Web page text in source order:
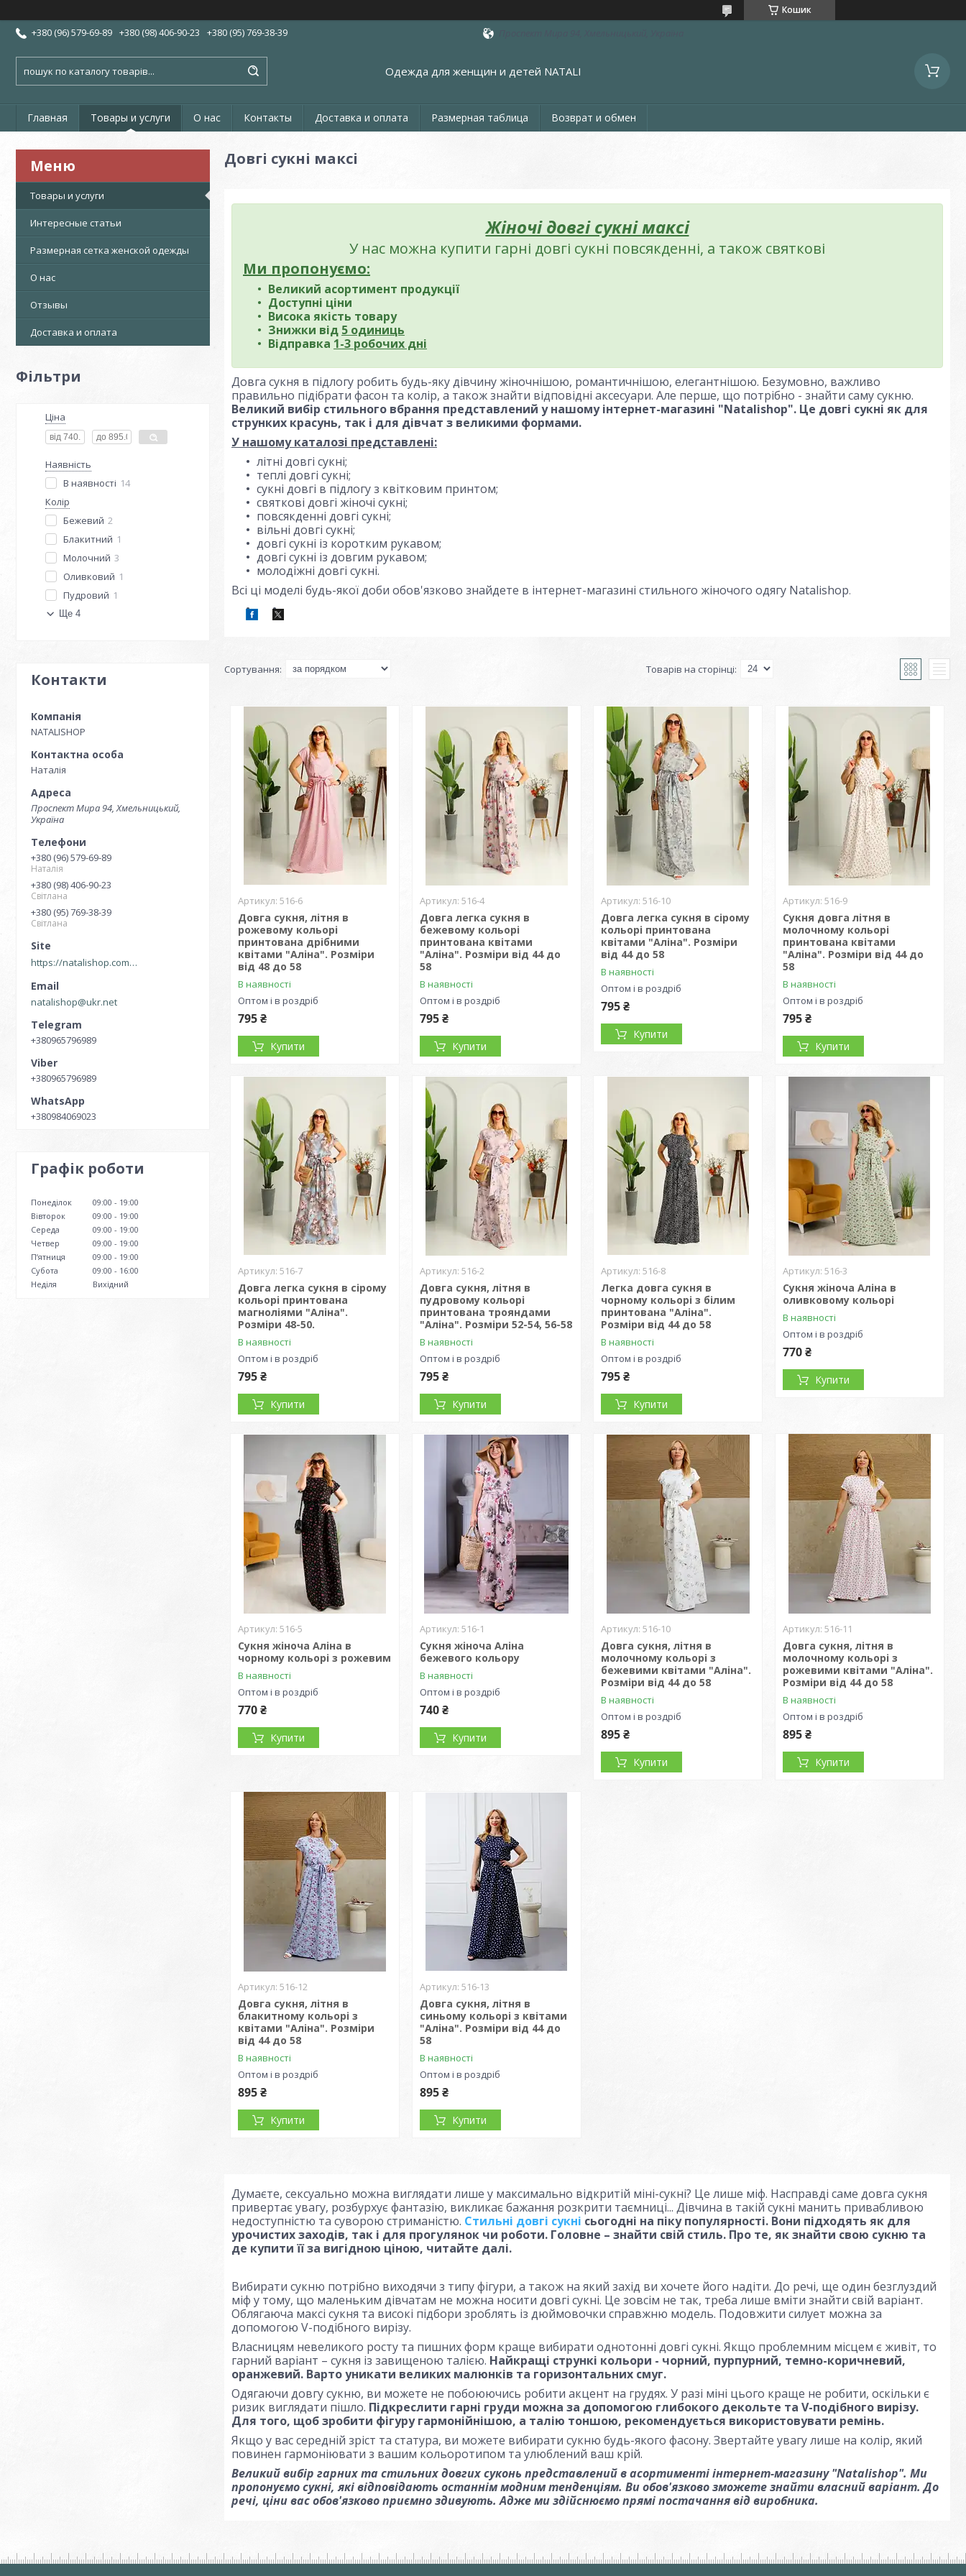
Кошик
+380 (96) 579-69-89 +380 (98) 406-90-23 +380 (95) 769-38-39
Одежда для женщин и детей NATALI
Главная Товары и услуги О нас Контакты Доставка и оплата Размерная таблица Возврат и обмен
Товары и услуги
Интересные статьи
Размерная сетка женской одежды
О нас
Отзывы
Доставка и оплата
Фільтри
Ціна
Наявність
В наявності 14
Колір
Бежевий 2
Блакитний 1
Молочний 3
Оливковий 1
Пудровий 1
Ще 4
Контакти
NATALISHOP
Наталія
Проспект Мира 94, Хмельницький,
Україна
+380 (96) 579-69-89
Наталія
+380 (98) 406-90-23
Світлана
+380 (95) 769-38-39
Світлана
https://natalishop.com.ua/
natalishop@ukr.net
+380965796989
+380965796989
+380984069023
Графік роботи
Понеділок 09:00
19:00
Вівторок
09:00
19:00
Середа
09:00
19:00
Четвер
09:00
19:00
Пʼятниця
09:00
19:00
Субота
09:00
16:00
Неділя
Вихідний
Довгі сукні максі
Жіночі довгі сукні максі
У нас можна купити гарні довгі сукні повсякденні, а також святкові
Ми пропонуємо:
Великий асортимент продукції
Доступні ціни
Висока якість товару
Знижки від 5 одиниць
Відправка 1-3 робочих дні
Довга сукня в підлогу робить будь-яку дівчину жіночнішою, романтичнішою, елегантнішою. Безумовно, важливо
правильно підібрати фасон та колір, а також знайти відповідні аксесуари. Але перше, що потрібно - знайти саму сукню.
Великий вибір стильного вбрання представлений у нашому інтернет-магазині "Natalishop". Це довгі сукні як для
струнких красунь, так і для дівчат з великими формами.
У нашому каталозі представлені:
літні довгі сукні;
теплі довгі сукні;
сукні довгі в підлогу з квітковим принтом;
святкові довгі жіночі сукні;
повсякденні довгі сукні;
вільні довгі сукні;
довгі сукні із коротким рукавом;
довгі сукні із довгим рукавом;
молодіжні довгі сукні.
Всі ці моделі будь-якої доби обов'язково знайдете в інтернет-магазині стильного жіночого одягу Natalishop.
516-6
Довга сукня, літня в
рожевому кольорі
принтована дрібними
квітами "Аліна". Розміри
від 48 до 58
В наявності
Оптом і в роздріб
795 ₴
Купити
516-4
Довга легка сукня в
бежевому кольорі
принтована квітами
"Аліна". Розміри від 44 до
58
В наявності
Оптом і в роздріб
795 ₴
Купити
516-10
Довга легка сукня в сірому
кольорі принтована
квітами "Аліна". Розміри
від 44 до 58
В наявності
Оптом і в роздріб
795 ₴
Купити
516-9
Сукня довга літня в
молочному кольорі
принтована квітами
"Аліна". Розміри від 44 до
58
В наявності
Оптом і в роздріб
795 ₴
Купити
516-7
Довга легка сукня в сірому
кольорі принтована
магноліями "Аліна".
Розміри 48-50.
В наявності
Оптом і в роздріб
795 ₴
Купити
516-2
Довга сукня, літня в
пудровому кольорі
принтована трояндами
"Аліна". Розміри 52-54, 56-58
В наявності
Оптом і в роздріб
795 ₴
Купити
516-8
Легка довга сукня в
чорному кольорі з білим
принтована "Аліна".
Розміри від 44 до 58
В наявності
Оптом і в роздріб
795 ₴
Купити
516-3
Сукня жіноча Аліна в
оливковому кольорі
В наявності
Оптом і в роздріб
770 ₴
Купити
516-5
Сукня жіноча Аліна в
чорному кольорі з рожевим
В наявності
Оптом і в роздріб
770 ₴
Купити
516-1
Сукня жіноча Аліна
бежевого кольору
В наявності
Оптом і в роздріб
740 ₴
Купити
516-10
Довга сукня, літня в
молочному кольорі з
бежевими квітами "Аліна".
Розміри від 44 до 58
В наявності
Оптом і в роздріб
895 ₴
Купити
516-11
Довга сукня, літня в
молочному кольорі з
рожевими квітами "Аліна".
Розміри від 44 до 58
В наявності
Оптом і в роздріб
895 ₴
Купити
516-12
Довга сукня, літня в
блакитному кольорі з
квітами "Аліна". Розміри
від 44 до 58
В наявності
Оптом і в роздріб
895 ₴
Купити
516-13
Довга сукня, літня в
синьому кольорі з квітами
"Аліна". Розміри від 44 до
58
В наявності
Оптом і в роздріб
895 ₴
Купити
Думаєте, сексуально можна виглядати лише у максимально відкритій міні-сукні? Це лише міф. Насправді саме довга сукня
привертає увагу, розбурхує фантазію, викликає бажання розкрити таємниці... Дівчина в такій сукні манить привабливою
недоступністю та суворою стриманістю. Стильні довгі сукні сьогодні на піку популярності. Вони підходять як для
урочистих заходів, так і для прогулянок чи роботи. Головне – знайти свій стиль. Про те, як знайти свою сукню та
де купити її за вигідною ціною, читайте далі.
Вибирати сукню потрібно виходячи з типу фігури, а також на який захід ви хочете його надіти. До речі, ще один безглуздий
міф у тому, що маленьким дівчатам не можна носити довгі сукні. Це зовсім не так, треба лише вміти знайти свій варіант.
Облягаюча максі сукня та високі підбори зроблять із дюймовочки справжню модель. Подовжити силует можна за
допомогою V-подібного вирізу.
Власницям невеликого росту та пишних форм краще вибирати однотонні довгі сукні. Якщо проблемним місцем є живіт, то
гарний варіант – сукня із завищеною талією. Найкращі стрункі кольори - чорний, пурпурний, темно-коричневий,
оранжевий. Варто уникати великих малюнків та горизонтальних смуг.
Одягаючи довгу сукню, ви можете не побоюючись робити акцент на грудях. У разі міні цього краще не робити, оскільки є
ризик виглядати пішло. Підкреслити гарні груди можна за допомогою глибокого декольте та V-подібного вирізу.
Для того, щоб зробити фігуру гармонійнішою, а талію тоншою, рекомендується використовувати ремінь.
Якщо у вас середній зріст та статура, ви можете вибирати сукню будь-якого фасону. Звертайте увагу лише на колір, який
повинен гармоніювати з вашим кольоротипом та улюблений ваш крій.
Великий вибір гарних та стильних довгих суконь представлений в асортименті інтернет-магазину "Natalishop". Ми
пропонуємо сукні, які відповідають останнім модним тенденціям. Ви обов'язково зможете знайти власний варіант. До
речі, ціни вас обов'язково приємно здивують. Адже ми здійснюємо прямі постачання від виробника.